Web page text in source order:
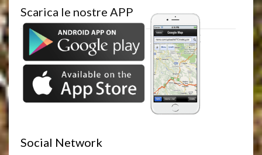
Scarica le nostre APP
Social Network